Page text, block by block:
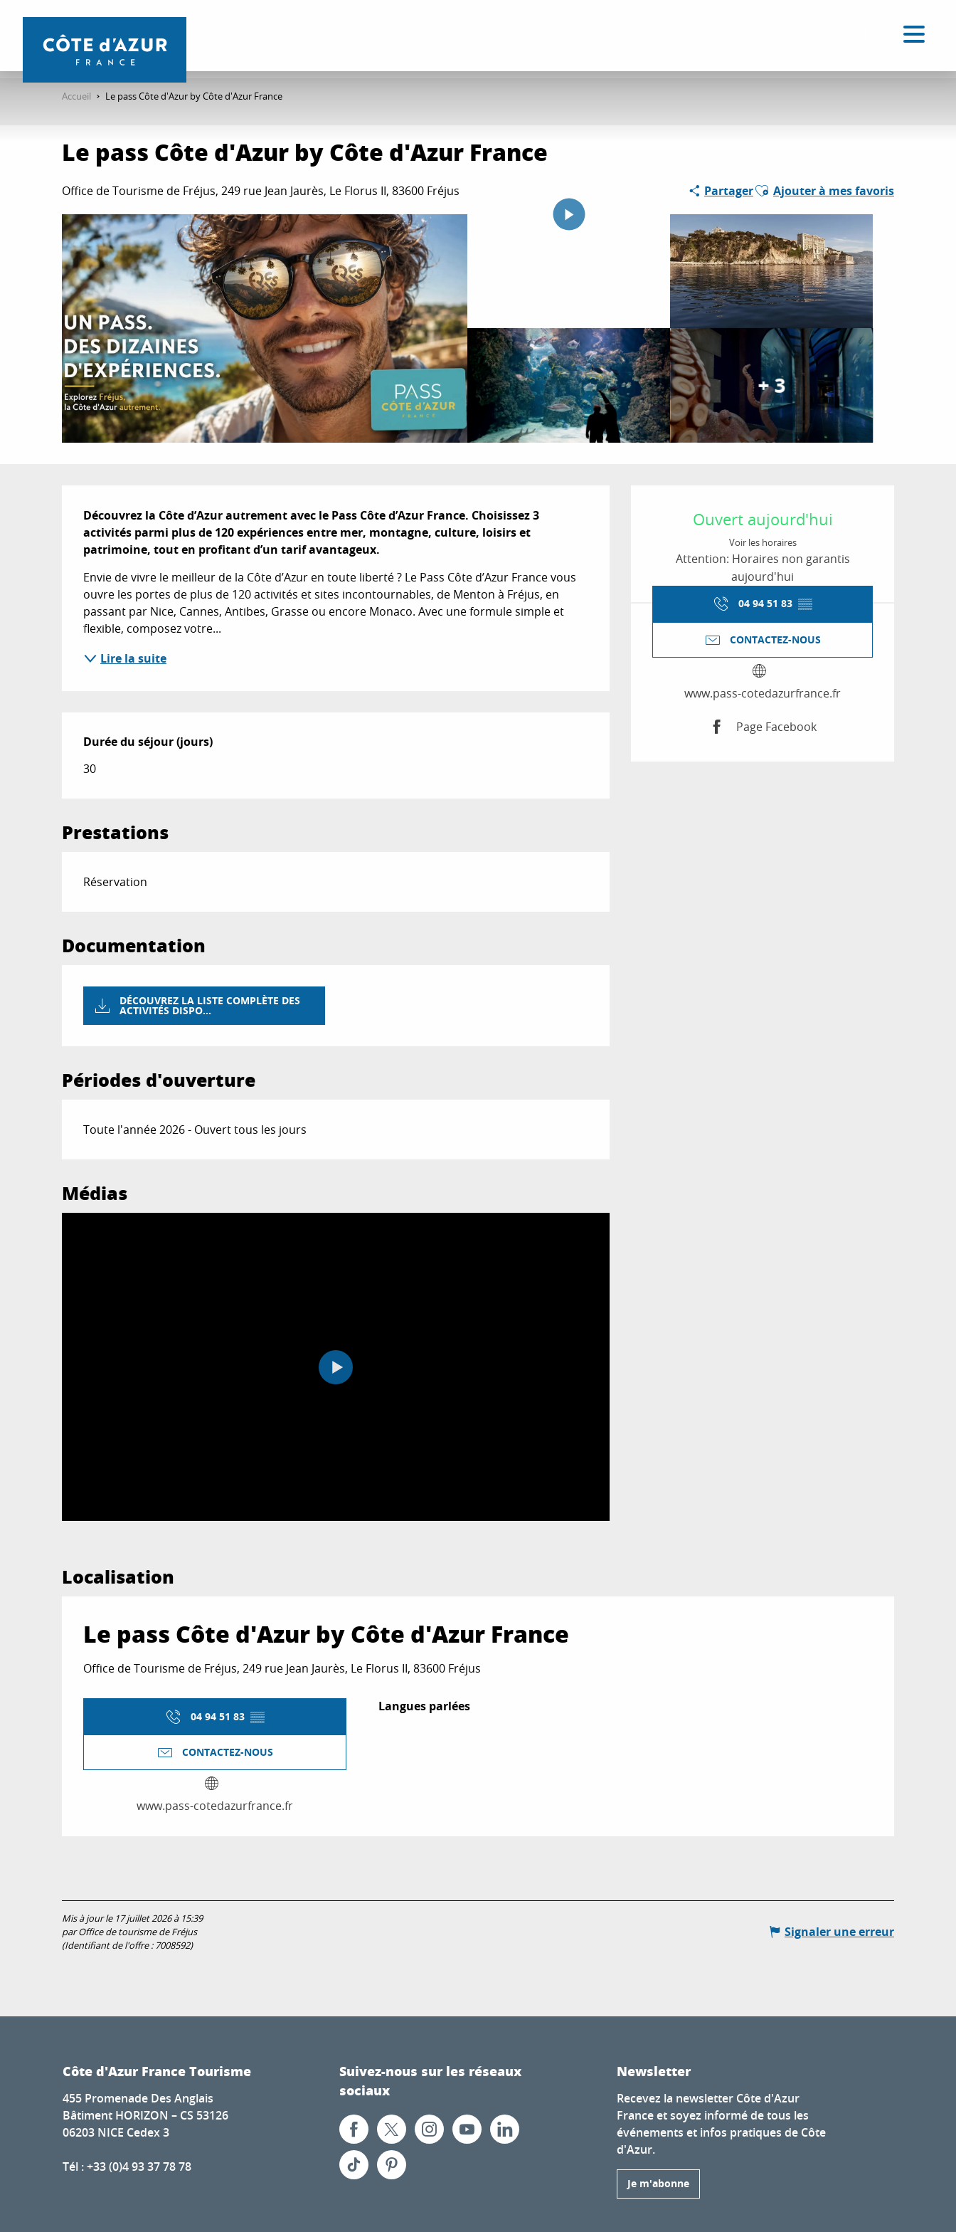
contenu
Accueil Le pass Côte d'Azur by Côte d'Azur France
Le pass Côte d'Azur by Côte d'Azur France
Office de Tourisme de Fréjus, 249 rue Jean Jaurès, Le Florus II, 83600 Fréjus PartagerAjouter aux favoris
Ajouter à mes favoris
+ 3
Ouverture et
Ouvert aujourd'hui
Voir les horaires
Attention: Horaires non garantis
aujourd'hui
04 94 51 83 ▒▒
CONTACTEZ-NOUS
www.pass-cotedazurfrance.fr
Page Facebook
Description
Découvrez la Côte d’Azur autrement avec le Pass Côte d’Azur France. Choisissez 3
activités parmi plus de 120 expériences entre mer, montagne, culture, loisirs et
patrimoine, tout en profitant d’un tarif avantageux.
Envie de vivre le meilleur de la Côte d’Azur en toute liberté ? Le Pass Côte d’Azur France vous
ouvre les portes de plus de 120 activités et sites incontournables, de Menton à Fréjus, en
passant par Nice, Cannes, Antibes, Grasse ou encore Monaco. Avec une formule simple et
flexible, composez votre...
Lire la suite
Durée du séjour (jours)
Durée du séjour (jours)
30
Prestations
Réservation
Documentation
DÉCOUVREZ LA LISTE COMPLÈTE DES
ACTIVITÉS DISPO...
Périodes d'ouverture
Toute l'année 2026 - Ouvert tous les jours
Médias
Localisation
Le pass Côte d'Azur by Côte d'Azur France
Office de Tourisme de Fréjus, 249 rue Jean Jaurès, Le Florus II, 83600 Fréjus
04 94 51 83 ▒▒
CONTACTEZ-NOUS
www.pass-cotedazurfrance.fr
Langues parlées
Langues parlées
Mis à jour le 17 juillet 2026 à 15:39
par Office de tourisme de Fréjus
(Identifiant de l'offre : 7008592)
Signaler une erreur
Côte d'Azur France Tourisme
455 Promenade Des Anglais
Bâtiment HORIZON – CS 53126
06203 NICE Cedex 3
Tél : +33 (0)4 93 37 78 78
Suivez-nous sur les réseaux
sociaux
Newsletter
Recevez la newsletter Côte d'Azur
France et soyez informé de tous les
événements et infos pratiques de Côte
d'Azur.
Je m'abonne